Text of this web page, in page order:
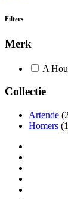
Filters
Merk
A
Collectie
Artende
Homers